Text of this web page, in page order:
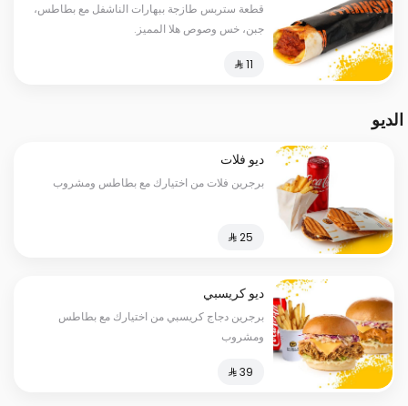
قطعة ستربس طازجة ببهارات الناشفل مع بطاطس،
جبن، خس وصوص هلا المميز.
الديو
ديو فلات
برجرين فلات من اختيارك مع بطاطس ومشروب
ديو كريسبي
برجرين دجاج كريسبي من اختيارك مع بطاطس
ومشروب